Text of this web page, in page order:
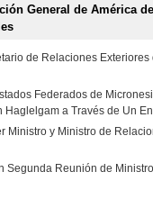
General de América
de Relaciones
Federados de
a Través de Un
Ministro y Ministro de
Segunda Reunión de